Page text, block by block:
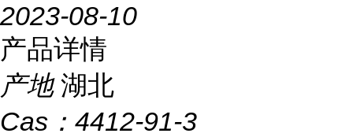
2023-08-10
产品详情
产地 湖北
Cas： 4412-91-3